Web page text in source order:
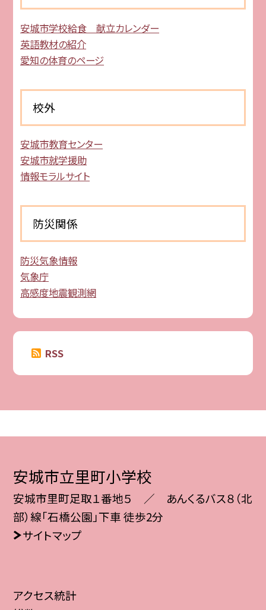
安城市学校給食 献立カレンダー
英語教材の紹介
愛知の体育のページ
校外
安城市教育センター
安城市就学援助
情報モラルサイト
防災関係
防災気象情報
気象庁
高感度地震観測網
RSS
安城市立里町小学校
安城市里町足取１番地５ ／ あんくるバス８（北
部）線「石橋公園」下車 徒歩2分
サイトマップ
アクセス統計